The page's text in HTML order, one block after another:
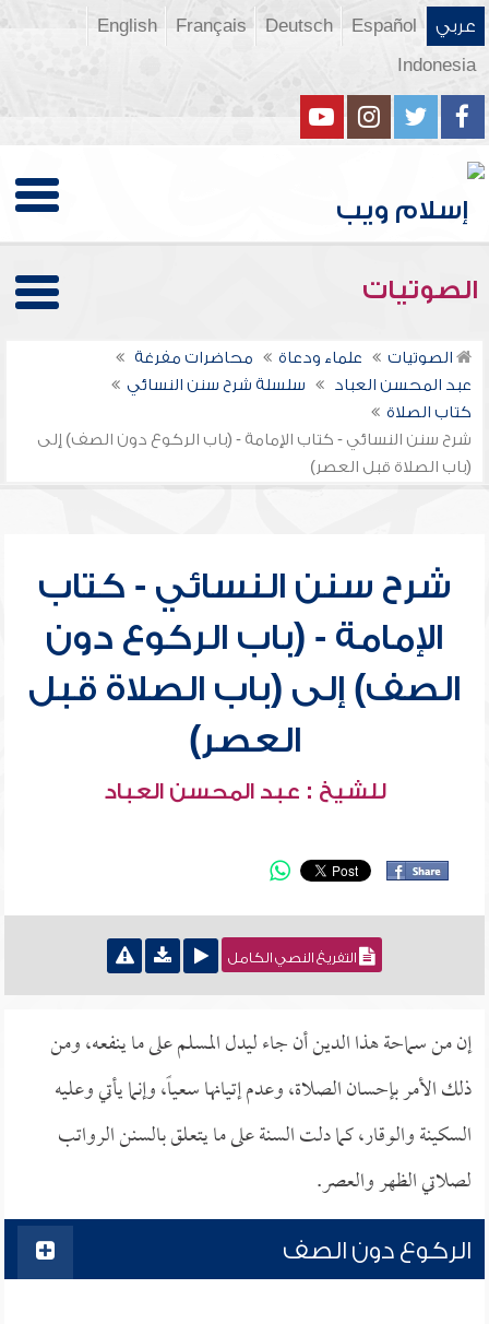
عربي Español
Deutsch
Français
English
Indonesia
الصوتيات
الصوتيات علماء ودعاة
محاضرات مفرغة
عبد المحسن العباد
سلسلة شرح سنن النسائي
كتاب الصلاة
شرح سنن النسائي - كتاب الإمامة - (باب الركوع دون الصف) إلى
(باب الصلاة قبل العصر)
شرح سنن النسائي - كتاب
الإمامة - (باب الركوع دون
الصف) إلى (باب الصلاة قبل
العصر)
للشيخ : عبد المحسن العباد
التفريغ النصي الكامل
إن من سماحة هذا الدين أن جاء ليدل المسلم على ما ينفعه، ومن
ذلك الأمر بإحسان الصلاة، وعدم إتيانها سعياً، وإنما يأتي وعليه
السكينة والوقار، كما دلت السنة على ما يتعلق بالسنن الرواتب
لصلاتي الظهر والعصر.
الركوع دون الصف